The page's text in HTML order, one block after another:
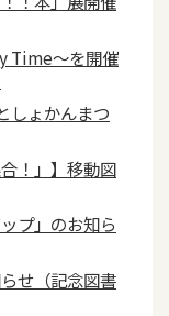
Time～を開催
しょかんまつ
！」】移動図
プ」のお知ら
せ（記念図書